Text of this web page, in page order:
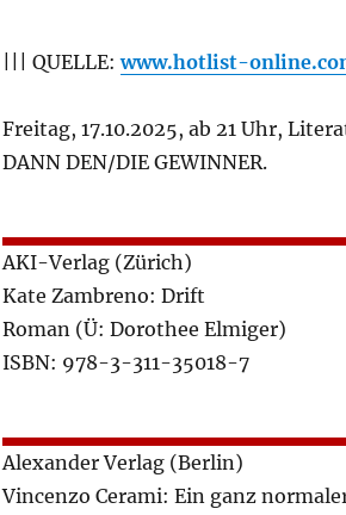
||| QUELLE:www.hotlist-
Freitag, 17.10.2025, ab 21 Uhr,
DANN DEN/DIE GEWINNER.
AKI-Verlag (Zürich)
Kate Zambreno: Drift
Roman (Ü: Dorothee Elmiger)
ISBN: 978-3-311-35018-7
Alexander Verlag (Berlin)
Vincenzo Cerami: Ein ganz